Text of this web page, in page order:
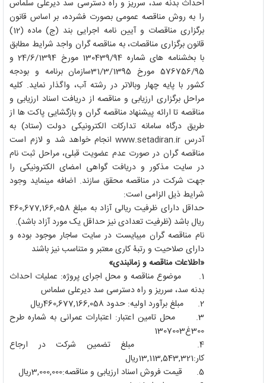
احداث بدنه سد، سرریز و راه دسترسی سد دیرعلی سلماس
را به روش مناقصه عمومی بصورت فشرده، بر اساس قانون
برگزاری مناقصات و آیین نامه اجرایی بند (ج) ماده (12)
قانون برگزاری مناقصات، به مناقصه گران واجد شرایط مطابق
با بخشنامه های شماره 130439/94 مورخ 24/6/1394 و
576756/95 مورخ 31/3/1395سازمان برنامه و بودجه
کشور با پایه چهار وبالاتر در رشته آب، واگذار نماید. کلیه
مراحل برگزاری ارزیابی و مناقصه از دریافت اسناد ارزیابی و
مناقصه تا ارائه پیشنهاد مناقصه گران و بازگشایی پاکت ها از
طریق درگاه سامانه تدارکات الکترونیکی دولت (ستاد) به
آدرسwww.setadiran.irانجام خواهد شد و لازم است
مناقصه گران در صورت عدم عضویت قبلی، مراحل ثبت نام
در سایت مذکور و دریافت گواهی امضای الکترونیکی را
جهت شرکت در مناقصه محقق سازند. اضافه مینماید وجود
شرایط ذیل الزامی است:
حداقل دارای ظرفیت ریالی آزاد به مبلغ 460,677,166,058
ریال باشد (ظرفیت تعدادی نیز حداقل یک مورد آزاد باشد).
نام مناقصه گران میبایست در سایت ساجار موجود بوده و
دارای صلاحیت و رتبۀ کاری معتبر و متناسب نیز باشند
«اطلاعات مناقصه و زمانبندی»
موضوع مناقصه و محل اجرای پروژه:عملیات احداث
بدنه سد، سرریز و راه دسترسی سد دیرعلی سلماس
مبلغ برآورد اولیه: حدود 460,677,166,058ریال
محل تامین اعتبار:اعتبارات عمرانی به شماره طرح
300غ1307003
مبلغ تضمین شرکت در ارجاع
کار:13,113,543,321ریال
قیمت فروش اسناد ارزیابی و مناقصه:3,000,000ریال